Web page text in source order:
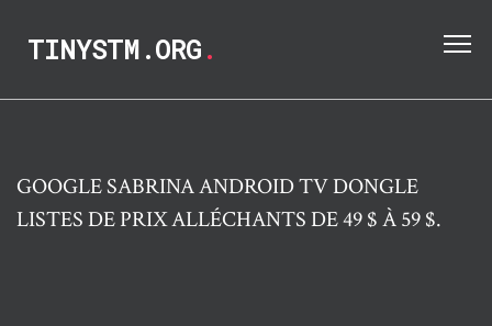
TINYSTM.ORG.
GOOGLE SABRINA ANDROID TV DONGLE
LISTES DE PRIX ALLÉCHANTS DE 49 $ À 59 $.